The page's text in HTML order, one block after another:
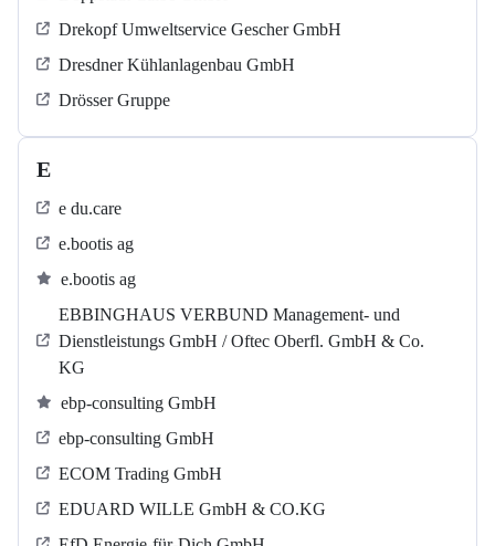
Drekopf Umweltservice Gescher GmbH
Dresdner Kühlanlagenbau GmbH
Drösser Gruppe
E
e du.care
e.bootis ag
e.bootis ag
EBBINGHAUS VERBUND Management- und
Dienstleistungs GmbH / Oftec Oberfl. GmbH & Co.
KG
ebp-consulting GmbH
ebp-consulting GmbH
ECOM Trading GmbH
EDUARD WILLE GmbH & CO.KG